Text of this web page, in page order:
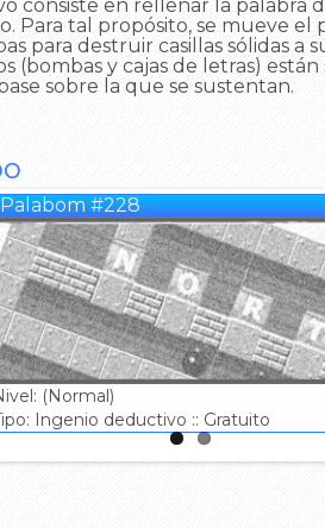
consiste en rellenar la palabra
Para tal propósito, se mueve el
para destruir casillas sólidas a
(bombas y cajas de letras)
sobre la que se sustentan.
Palabom #228
(Normal)
Ingenio deductivo :: Gratuito